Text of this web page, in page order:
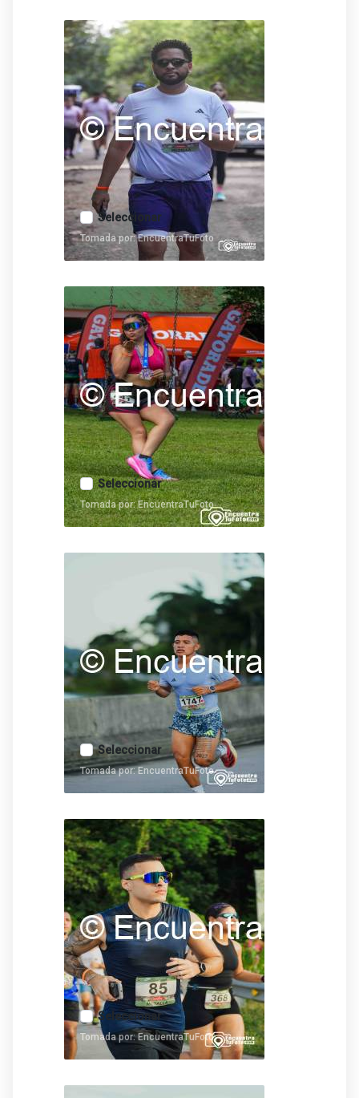
Seleccionar
Tomada por: EncuentraTuFoto
Seleccionar
Tomada por: EncuentraTuFoto
Seleccionar
Tomada por: EncuentraTuFoto
Seleccionar
Tomada por: EncuentraTuFoto